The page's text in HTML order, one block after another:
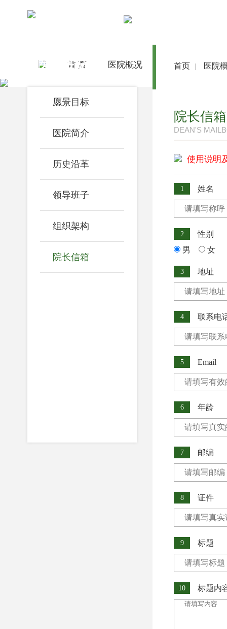
首 页 医院概况 医院动态
医院概况
愿景目标
医院简介
历史沿革
领导班子
组织架构
院长信箱
首页 医院
院长信箱
DEAN'S
使用说明
1 姓名
2
性别
男
女
3 地址
4 联系电
5 Email
6 年龄
7 邮编
8 证件
9 标题
10 标题内